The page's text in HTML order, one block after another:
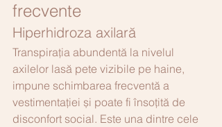
frecvente
Hiperhidroza axilară
Transpirația abundentă la nivelul
axilelor lasă pete vizibile pe haine,
impune schimbarea frecventă a
vestimentației și poate fi însoțită de
disconfort social. Este una dintre cele